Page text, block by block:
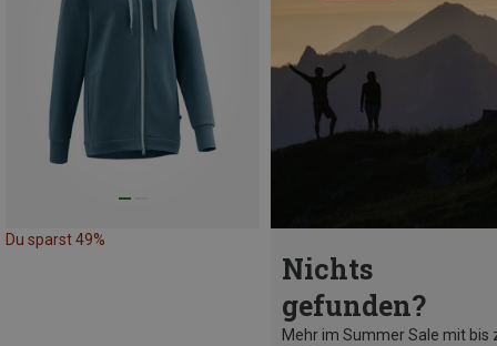
Du sparst 49%
Nichts
gefunden?
Mehr im Summer Sale mit bis